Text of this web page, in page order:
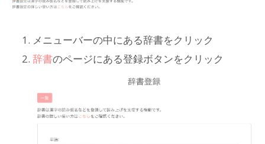
メニューバーの中にある辞書をクリック
辞書のページにある登録ボタンをクリック